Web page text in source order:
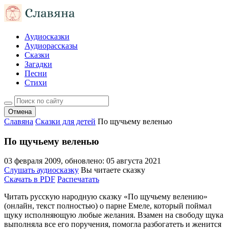
Аудиосказки
Аудиорассказы
Сказки
Загадки
Песни
Стихи
Отмена
Славяна Сказки для детей По щучьему веленью
По щучьему веленью
03 февраля 2009, обновлено: 05 августа 2021
Слушать аудиосказку Вы читаете сказку
Скачать в PDF Распечатать
Читать русскую народную сказку «По щучьему велению»
(онлайн, текст полностью) о парне Емеле, который поймал
щуку исполняющую любые желания. Взамен на свободу щука
выполняла все его поручения, помогла разбогатеть и женится